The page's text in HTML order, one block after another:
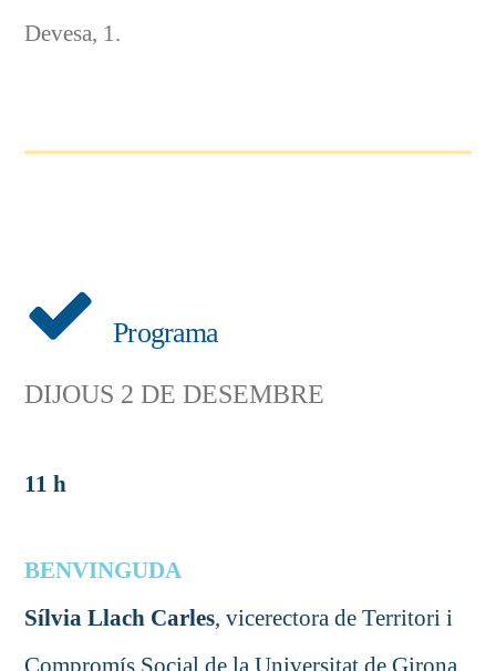
Devesa, 1.
Programa
DIJOUS 2 DE DESEMBRE
11 h
BENVINGUDA
Sílvia Llach Carles, vicerectora de Territori i
Compromís Social de la Universitat de Girona.